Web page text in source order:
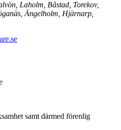
Laholm, Båstad, Torekov,
Ängelholm, Hjärnarp,
samt därmed förenlig